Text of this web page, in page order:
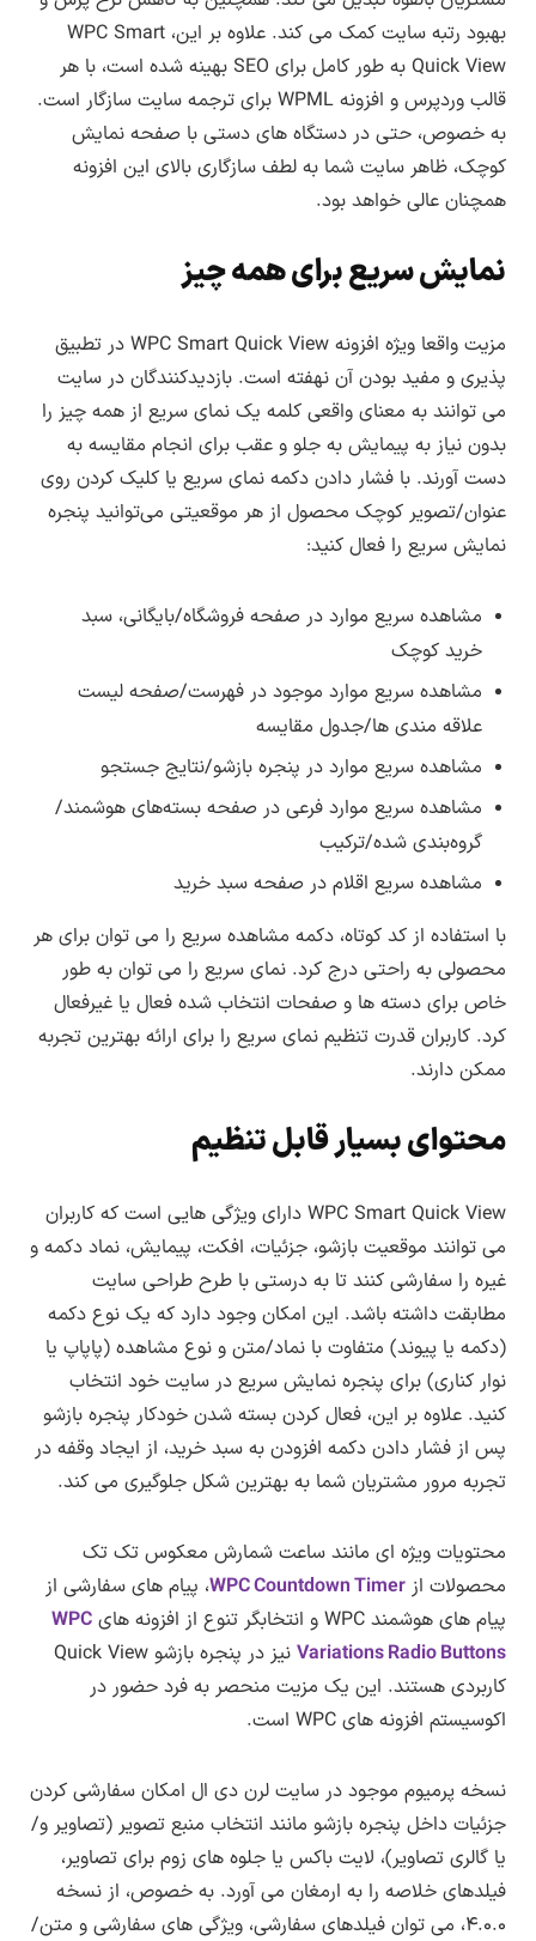
جهانی تهیه شده و صرفا شامل ترجمه زبان فارسی
و تغییرات برای بهبود در زبان فارسی (راستچین)
هستند و مشکلات یا باگ های احتمالی که ناشی از
فارسی سازی یا ترجمه محصول نباشند باید توسط
طراح اصلی رفع شوند و تا رفع این مشکلات باید
منتظر انتشار نسخه بروزرسانی توسط طراح اصلی
انتشار نسخه جدید هر محصول از بخش اطلاع
می شود.
بهبود رتبه سایت کمک می کند. علاوه بر این، WPC Smart
Quick View به طور کامل برای SEO بهینه شده است، با هر
قالب وردپرس و افزونه WPML برای ترجمه سایت سازگار است.
به خصوص، حتی در دستگاه های دستی با صفحه نمایش
کوچک، ظاهر سایت شما به لطف سازگاری بالای این افزونه
همچنان عالی خواهد بود.
نمایش سریع برای همه چیز
مزیت واقعا ویژه افزونه WPC Smart Quick View در تطبیق
پذیری و مفید بودن آن نهفته است. بازدیدکنندگان در سایت
می توانند به معنای واقعی کلمه یک نمای سریع از همه چیز را
بدون نیاز به پیمایش به جلو و عقب برای انجام مقایسه به
دست آورند. با فشار دادن دکمه نمای سریع یا کلیک کردن روی
عنوان/تصویر کوچک محصول از هر موقعیتی می‌توانید پنجره
نمایش سریع را فعال کنید:
مشاهده سریع موارد در صفحه فروشگاه/بایگانی، سبد
خرید کوچک
مشاهده سریع موارد موجود در فهرست/صفحه لیست
علاقه مندی ها/جدول مقایسه
مشاهده سریع موارد در پنجره بازشو/نتایج جستجو
مشاهده سریع موارد فرعی در صفحه بسته‌های هوشمند/
گروه‌بندی شده/ترکیب
مشاهده سریع اقلام در صفحه سبد خرید
با استفاده از کد کوتاه، دکمه مشاهده سریع را می توان برای هر
محصولی به راحتی درج کرد. نمای سریع را می توان به طور
خاص برای دسته ها و صفحات انتخاب شده فعال یا غیرفعال
کرد. کاربران قدرت تنظیم نمای سریع را برای ارائه بهترین تجربه
ممکن دارند.
محتوای بسیار قابل تنظیم
WPC Smart Quick View دارای ویژگی هایی است که کاربران
می توانند موقعیت بازشو، جزئیات، افکت، پیمایش، نماد دکمه و
غیره را سفارشی کنند تا به درستی با طرح طراحی سایت
مطابقت داشته باشد. این امکان وجود دارد که یک نوع دکمه
(دکمه یا پیوند) متفاوت با نماد/متن و نوع مشاهده (پاپاپ یا
نوار کناری) برای پنجره نمایش سریع در سایت خود انتخاب
کنید. علاوه بر این، فعال کردن بسته شدن خودکار پنجره بازشو
پس از فشار دادن دکمه افزودن به سبد خرید، از ایجاد وقفه در
تجربه مرور مشتریان شما به بهترین شکل جلوگیری می کند.
محتویات ویژه ای مانند ساعت شمارش معکوس تک تک
محصولات از WPC Countdown Timer، پیام های سفارشی از
پیام های هوشمند WPC و انتخابگر تنوع از افزونه های
WPC
Variations Radio Buttons
نیز در پنجره بازشو Quick View
کاربردی هستند. این یک مزیت منحصر به فرد حضور در
اکوسیستم افزونه های WPC است.
نسخه پرمیوم موجود در سایت لرن دی ال امکان سفارشی کردن
جزئیات داخل پنجره بازشو مانند انتخاب منبع تصویر (تصاویر و/
یا گالری تصاویر)، لایت باکس یا جلوه های زوم برای تصاویر،
فیلدهای خلاصه را به ارمغان می آورد. به خصوص، از نسخه
۴.۰.۰، می توان فیلدهای سفارشی، ویژگی های سفارشی و متن/